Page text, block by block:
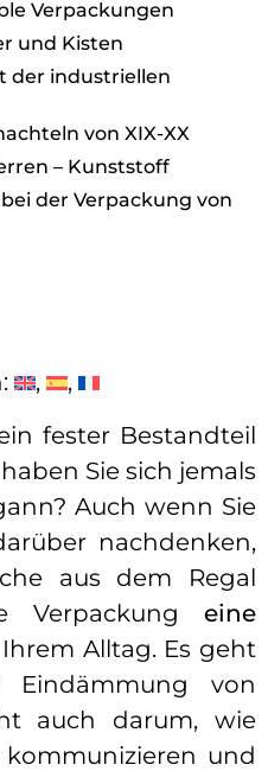
Verpackungen
und Kisten
der industriellen
von XIX-XX
– Kunststoff
der Verpackung von
fester Bestandteil
Sie sich jemals
Auch wenn Sie
nachdenken,
aus dem Regal
Verpackung eine
Alltag. Es geht
von
auch darum, wie
und